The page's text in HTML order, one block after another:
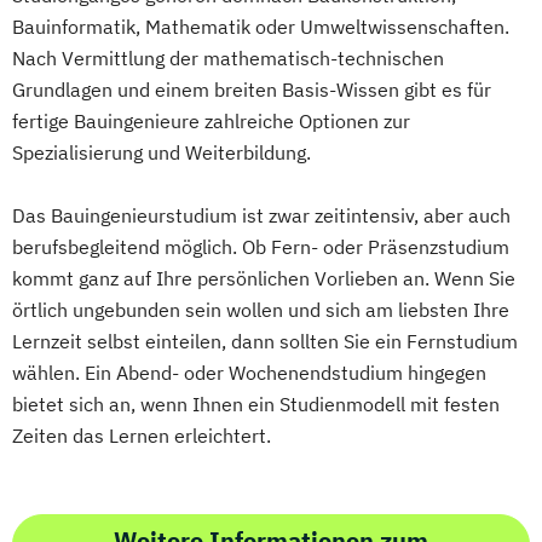
Technikfolgen­abschätzung
Technische Betriebswirtschaft
Technische Informatik
Technologiemanagement
Vorkurs Mathematik
Wirtschaftsinformatik
Wirtschaftsingenieurwesen
Wirtschaftsingenieurwesen
Baumanagement
Wirtschaftsingenieurwesen Elektrotechnik
Wirtschaftsingenieurwesen Erneuerbare
Energien
Wirtschaftsingenieurwesen für
Bauinformatik, Mathematik oder Umweltwissenschaften.
Nach Vermittlung der mathematisch-technischen
Grundlagen und einem breiten Basis-Wissen gibt es für
fertige Bauingenieure zahlreiche Optionen zur
Spezialisierung und Weiterbildung.
Das Bauingenieurstudium ist zwar zeitintensiv, aber auch
berufsbegleitend möglich. Ob Fern- oder Präsenzstudium
kommt ganz auf Ihre persönlichen Vorlieben an. Wenn Sie
örtlich ungebunden sein wollen und sich am liebsten Ihre
Lernzeit selbst einteilen, dann sollten Sie ein Fernstudium
wählen. Ein Abend- oder Wochenendstudium hingegen
bietet sich an, wenn Ihnen ein Studienmodell mit festen
Zeiten das Lernen erleichtert.